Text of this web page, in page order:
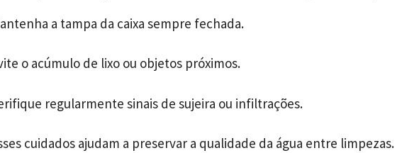
a tampa da caixa sempre fechada.
o acúmulo de lixo ou objetos próximos.
regularmente sinais de sujeira ou infiltrações.
cuidados ajudam a preservar a qualidade da água entre limpezas.